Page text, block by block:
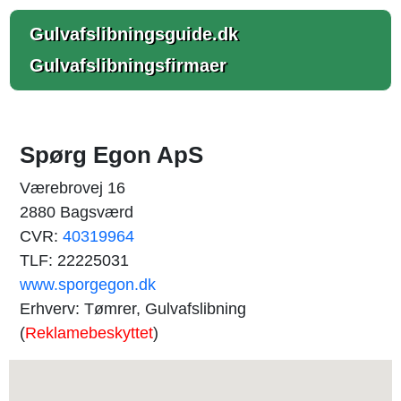
Gulvafslibningsguide.dk
Gulvafslibningsfirmaer
Spørg Egon ApS
Værebrovej 16
2880 Bagsværd
CVR: 40319964
TLF: 22225031
www.sporgegon.dk
Erhverv: Tømrer, Gulvafslibning
(Reklamebeskyttet)